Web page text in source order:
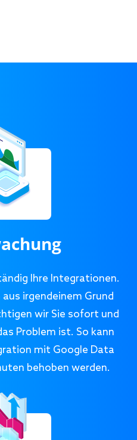
Ihre Integrationen.
irgendeinem Grund
wir Sie sofort und
Problem ist. So kann
mit Google Data
behoben werden.